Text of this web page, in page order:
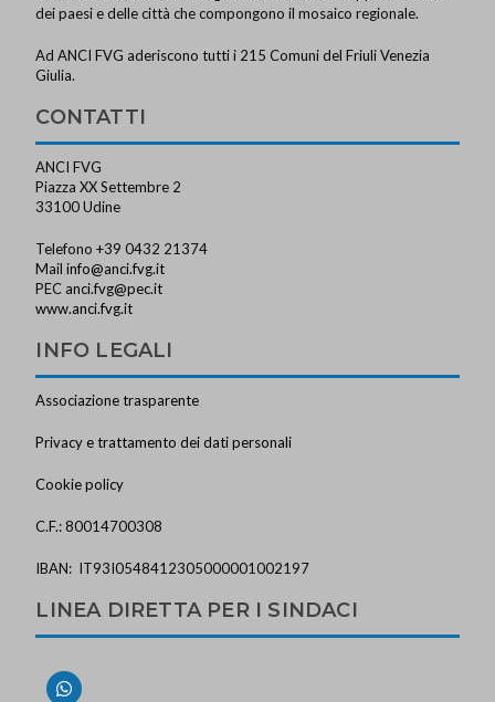
dei paesi e delle città che compongono il mosaico regionale.
Ad ANCI FVG aderiscono tutti i 215 Comuni del Friuli Venezia
Giulia.
CONTATTI
ANCI FVG
Piazza XX Settembre 2
33100 Udine
Telefono +39 0432 21374
Mailinfo@anci.fvg.it
PEC anci.fvg@pec.it
www.anci.fvg.it
INFO LEGALI
Associazione trasparente
Privacy e trattamento dei dati personali
Cookie policy
C.F.: 80014700308
IBAN: IT93I0548412305000001002197
LINEA DIRETTA PER I SINDACI